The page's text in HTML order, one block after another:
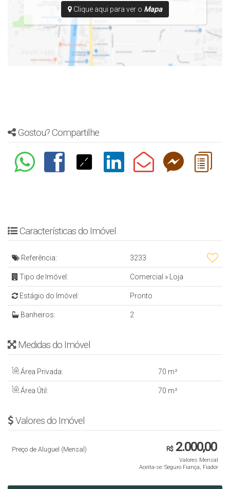
Clique aqui para ver o Mapa
Gostou? Compartilhe
Características do Imóvel
Referência: 3233
Tipo de Imóvel: Comercial » Loja
Estágio do Imóvel: Pronto
Banheiros: 2
Medidas do Imóvel
Área Privada: 70 m²
Área Útil: 70 m²
Valores do Imóvel
R$2.000,00
Preço de Aluguel (Mensal)
Valores Mensal
Aceita-se: Seguro Fiança, Fiador